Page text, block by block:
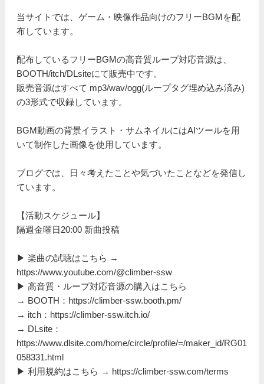
当サイトでは、ゲーム・映像作品向けのフリーBGMを配
布しています。
配布しているフリーBGMの高音質ループ対応音源は、
BOOTH/itch/DLsiteにて販売中です。
販売音源はすべて mp3/wav/ogg(ループタグ埋め込み済み)
の3形式で収録しています。
BGM動画の背景イラスト・サムネイルにはAIツールを用
いて制作した画像を使用しています。
ブログでは、日々考えたことや気づいたことなどを発信し
ています。
【活動スケジュール】
隔週金曜日20:00 新曲投稿
▶ 楽曲の試聴はこちら →
https://www.youtube.com/@climber-ssw
▶ 高音質・ループ対応音源の購入はこちら
→ BOOTH：https://climber-ssw.booth.pm/
→ itch：https://climber-ssw.itch.io/
→ DLsite：
https://www.dlsite.com/home/circle/profile/=/maker_id/RG01
058331.html
▶ 利用規約はこちら → https://climber-ssw.com/terms